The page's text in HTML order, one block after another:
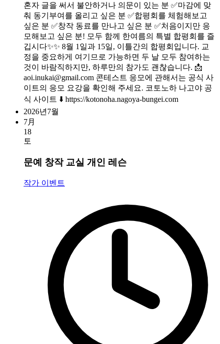
혼자 글을 써서 불안하거나 의문이 있는 분 ✅마감에 맞
춰 동기부여를 올리고 싶은 분 ✅합평회를 체험해보고
싶은 분 ✅창작 동료를 만나고 싶은 분 ✅처음이지만 응
모해보고 싶은 분! 모두 함께 한여름의 특별 합평회를 즐
깁시다✨✨ 8월 1일과 15일, 이틀간의 합평회입니다. 교
정을 중요하게 여기므로 가능하면 두 날 모두 참여하는
것이 바람직하지만, 하루만의 참가도 괜찮습니다. 📩
aoi.inukai@gmail.com 콘테스트 응모에 관해서는 공식 사
이트의 응모 요강을 확인해 주세요. 코토노하 나고야 공
식 사이트 ⬇️ https://kotonoha.nagoya-bungei.com
2026년7월
7月
18
토
문예 창작 교실 개인 레슨
작가 이벤트